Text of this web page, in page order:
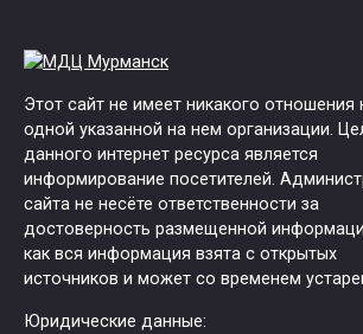
Этот сайт не имеет никакого отношения
одной указанной на нем организации.
данного интернет ресурса является
информирование посетителей.
сайта не несёте ответственности за
достоверность размещенной
как вся информация взята с открытых
источников и может со временем
Юридические данные: